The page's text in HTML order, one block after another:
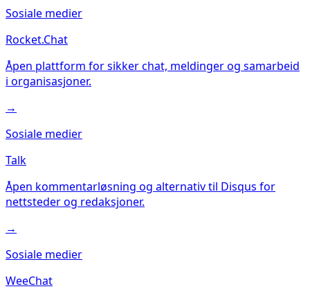
Sosiale medier
Rocket.Chat
Åpen plattform for sikker chat, meldinger og samarbeid
i organisasjoner.
→
Sosiale medier
Talk
Åpen kommentarløsning og alternativ til Disqus for
nettsteder og redaksjoner.
→
Sosiale medier
WeeChat